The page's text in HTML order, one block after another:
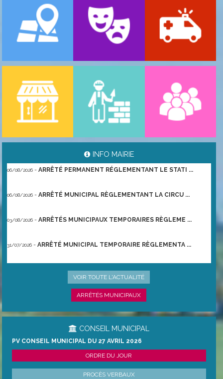
INFO MAIRIE
06/08/2026 -ARRÊTÉ PERMANENT RÉGLEMENTANT LE STATI ...
06/08/2026 -ARRÊTÉ MUNICIPAL RÈGLEMENTANT LA CIRCU ...
03/08/2026 -ARRÊTÉS MUNICIPAUX TEMPORAIRES RÈGLEME ...
31/07/2026 -ARRÊTÉ MUNICIPAL TEMPORAIRE RÈGLEMENTA ...
ARRÊTÉ PRÉFECTORAL DU 21/06/2026 TEMPO ...
VOIR TOUTE L'ACTUALITÉ
ARRÊTÉS MUNICIPAUX
CONSEIL MUNICIPAL
PV CONSEIL MUNICIPAL DU 27 AVRIL 2026
ORDRE DU JOUR
PROCÈS VERBAUX